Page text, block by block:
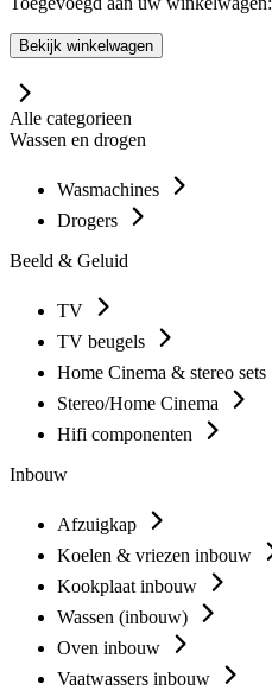
Bekijk winkelwagen
Alle categorieen
Wassen en drogen
Wasmachines
Drogers
Beeld & Geluid
TV
TV beugels
Home Cinema & stereo sets
Stereo/Home Cinema
Hifi componenten
Inbouw
Afzuigkap
Koelen & vriezen inbouw
Kookplaat inbouw
Wassen (inbouw)
Oven inbouw
Vaatwassers inbouw